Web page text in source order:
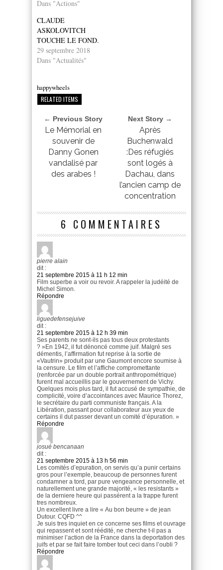
Dans "Actions"
CLAUDE
ASKOLOVITCH
TOUCHE LE FOND.
29 septembre 2018
Dans "Actualités"
happywheels
RELATED ITEMS
← Previous Story
Le Mémorial en
souvenir de
Danny Gonen
vandalisé par
des arabes !
Next Story →
Après
Buchenwald
:Des réfugiés
sont logés à
Dachau, dans
l’ancien camp de
concentration
6 COMMENTAIRES
pierre alain
dit :
21 septembre 2015 à 11 h 12 min
Film superbe a voir ou revoir. A rappeler la judéité de
Michel Simon.
Répondre
liguedefensejuive
dit :
21 septembre 2015 à 12 h 39 min
Ses parents ne sont-ils pas tous deux protestants
? »En 1942, il fut dénoncé comme juif. Malgré ses
démentis, l’affirmation fut reprise à la sortie de
«Vautrin» produit par une Gaumont encore soumise à
la censure. Le film et l’affiche compromettante
(renforcée par un double portrait anthropométrique)
furent mal accueillis par le gouvernement de Vichy.
Quelques mois plus tard, il fut accusé de sympathie, de
complicité, voire d’accointances avec Maurice Thorez,
le secrétaire du parti communiste français. A la
Libération, passant pour collaborateur aux yeux de
certains il dut passer devant un comité d’épuration. »
Répondre
josué bencanaan
dit :
21 septembre 2015 à 13 h 56 min
Les comités d’epuration, on servis qu’a punir certains
gros pour l’exemple, beaucoup de personnes furent
condamner a tord, par pure vengeance personnelle, et
naturellement une grande majorité, « les resistants »
de la derniere heure qui passérent a la trappe furent
tres nombreux.
Un excellent livre a lire « Au bon beurre » de jean
Dutour. CQFD ^^
Je suis tres inquiet en ce concerne ses films et ouvrage
qui repassent et sont réédité, ne cherche t-il pas a
minimiser l’action de la France dans la deportation des
juifs et par se fait faire tomber tout ceci dans l’oubli ?
Répondre